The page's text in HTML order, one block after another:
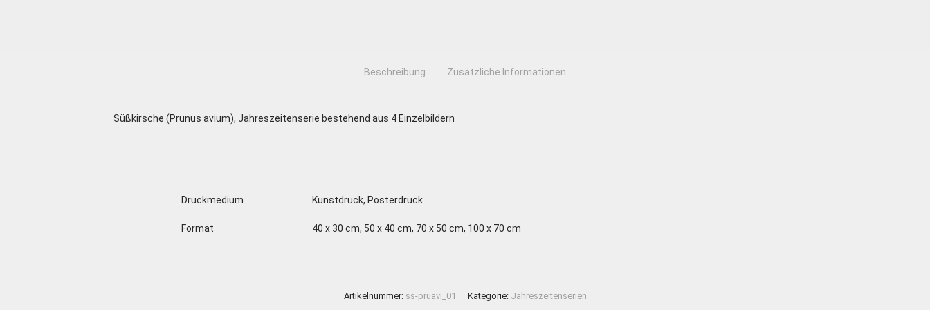
Beschreibung Zusätzliche Informationen
Süßkirsche (Prunus avium), Jahreszeitenserie bestehend aus 4 Einzelbildern
Druckmedium Kunstdruck, Posterdruck
Format 40 x 30 cm, 50 x 40 cm, 70 x 50 cm, 100 x 70 cm
Artikelnummer: ss-pruavi_01 Kategorie: Jahreszeitenserien